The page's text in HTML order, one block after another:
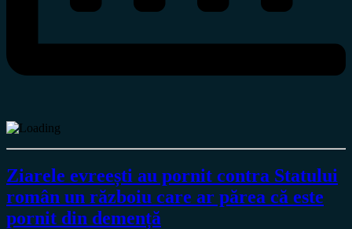
Ziarele evreești au pornit contra Statului
român un războiu care ar părea că este
pornit din demență